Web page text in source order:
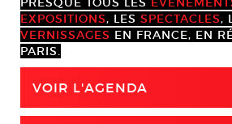
EXPOSITIONS, LES SPECTACLES,
VERNISSAGES EN FRANCE, EN
PARIS.
VOIR L'AGENDA